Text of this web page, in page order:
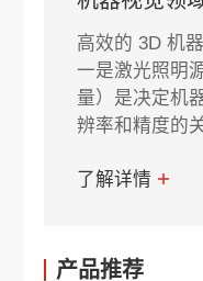
高效的 3D 机
一是激光照明
量）是决定机
辨率和精度的
了解详情
产品推荐